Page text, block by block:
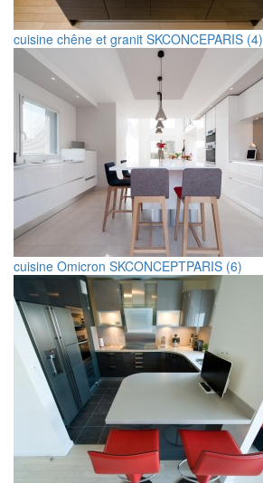
cuisine chêne et granit SKCONCEPARIS (4)
cuisine Omicron SKCONCEPTPARIS (6)